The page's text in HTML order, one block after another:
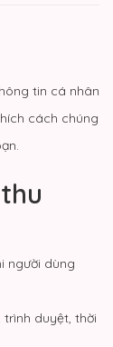
tin cá nhân
cách chúng
người dùng
duyệt, thời